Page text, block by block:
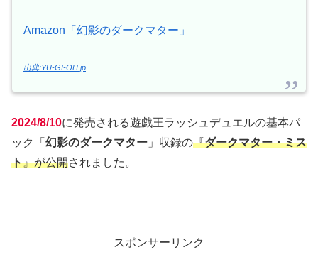
Amazon「幻影のダークマター」
出典:YU-GI-OH.jp
2024/8/10に発売される遊戯王ラッシュデュエルの基本パ
ック「 幻影のダークマター 」収録の『ダークマター・ミス
ト』が公開されました。
スポンサーリンク